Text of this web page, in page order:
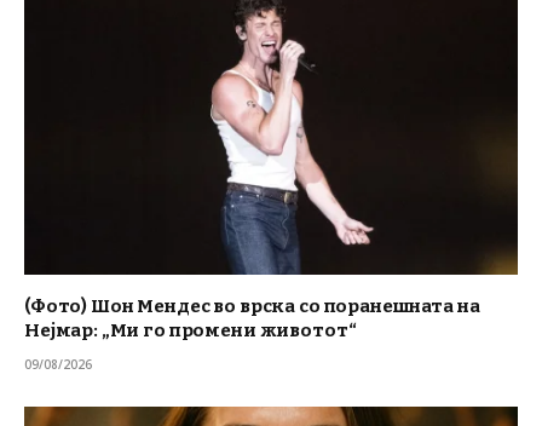
(Фото) Шон Мендес во врска со поранешната на
Нејмар: „Ми го промени животот“
09/08/2026